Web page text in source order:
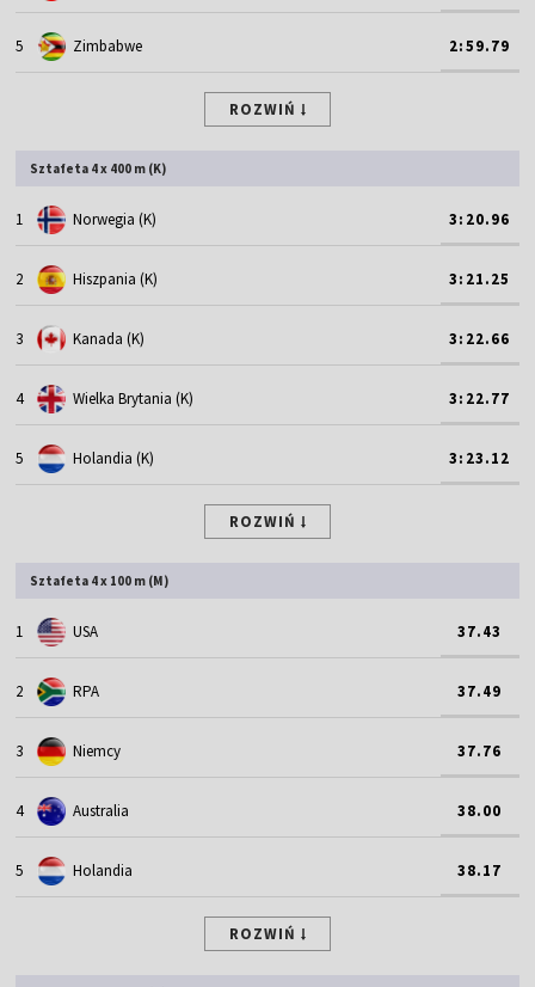
5 Zimbabwe 2:59.79
ROZWIŃ
Sztafeta 4 x 400 m (K)
1 Norwegia (K) 3:20.96
2 Hiszpania (K) 3:21.25
3 Kanada (K) 3:22.66
4 Wielka Brytania (K) 3:22.77
5 Holandia (K) 3:23.12
ROZWIŃ
Sztafeta 4 x 100 m (M)
1 USA 37.43
2 RPA 37.49
3 Niemcy 37.76
4 Australia 38.00
5 Holandia 38.17
ROZWIŃ